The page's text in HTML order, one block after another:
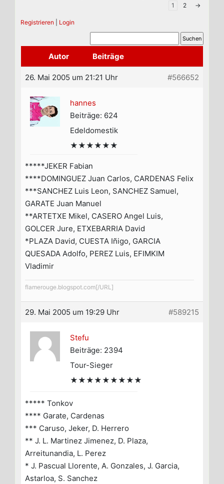
1
2 →
Registrieren Login
Autor Beiträge
26. Mai 2005 um 21:21 Uhr #566652
hannes
Beiträge: 624
Edeldomestik
★★★★★★
*****JEKER Fabian
****DOMINGUEZ Juan Carlos, CARDENAS Felix
***SANCHEZ Luis Leon, SANCHEZ Samuel,
GARATE Juan Manuel
**ARTETXE Mikel, CASERO Angel Luis,
GOLCER Jure, ETXEBARRIA David
*PLAZA David, CUESTA Iñigo, GARCIA
QUESADA Adolfo, PEREZ Luis, EFIMKIM
Vladimir
flamerouge.blogspot.com[/URL]
29. Mai 2005 um 19:29 Uhr #589215
Stefu
Beiträge: 2394
Tour-Sieger
★★★★★★★★★
***** Tonkov
**** Garate, Cardenas
*** Caruso, Jeker, D. Herrero
** J. L. Martinez Jimenez, D. Plaza,
Arreitunandia, L. Perez
* J. Pascual Llorente, A. Gonzales, J. Garcia,
Astarloa, S. Sanchez